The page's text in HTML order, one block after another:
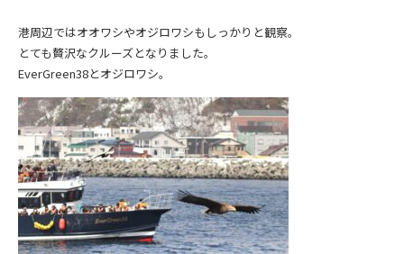
港周辺ではオオワシやオジロワシもしっかりと観察。
とても贅沢なクルーズとなりました。
EverGreen38とオジロワシ。